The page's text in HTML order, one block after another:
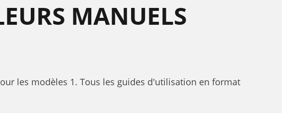
MANUELS
les modèles 1. Tous les guides d'utilisation en format